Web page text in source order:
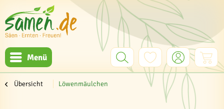
Menü
Übersicht Löwenmäulchen